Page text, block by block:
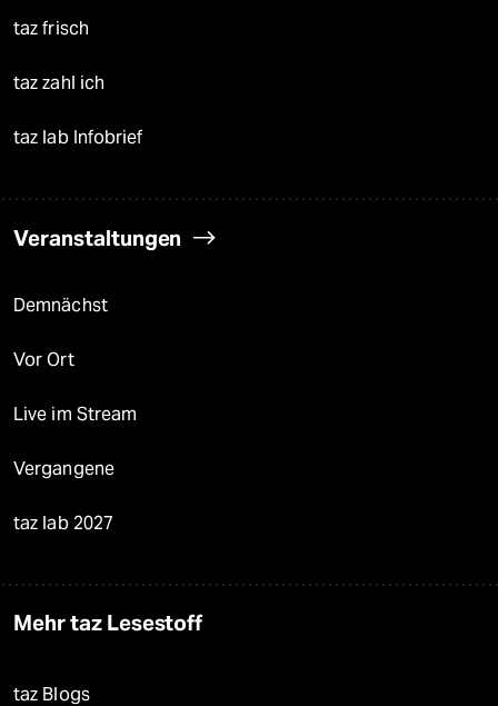
taz frisch
taz zahl ich
taz lab Infobrief
Veranstaltungen
Demnächst
Vor Ort
Live im Stream
Vergangene
taz lab 2027
Mehr taz Lesestoff
taz Blogs